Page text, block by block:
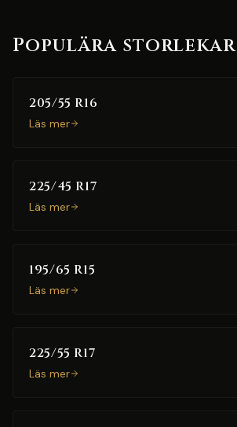
Populära storlekar
205/55 R16
Läs mer
225/45 R17
Läs mer
195/65 R15
Läs mer
225/55 R17
Läs mer